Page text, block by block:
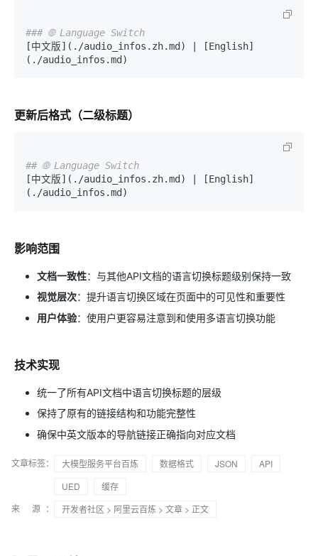
### 🌐 Language Switch
[中文版](./audio_infos.zh.md) | [English]
更新后格式（二级标题）
## 🌐 Language Switch
[中文版](./audio_infos.zh.md) | [English]
影响范围
文档一致性：与其他API文档的语言切换标题级别保持一致
视觉层次：提升语言切换区域在页面中的可见性和重要性
用户体验：使用户更容易注意到和使用多语言切换功能
技术实现
统一了所有API文档中语言切换标题的层级
保持了原有的链接结构和功能完整性
确保中英文版本的导航链接正确指向对应文档
文章标签： 大模型服务平台百炼 数据格式 JSON
API
UED
缓存
来 源：
开发者社区 > 阿里云百炼 > 文章 > 正文